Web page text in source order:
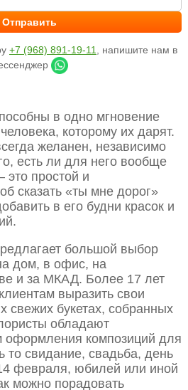
+7 (968) 891-19-11
, напишите нам в
в одно мгновение
которому их дарят.
желанен, независимо
есть ли для него вообще
простой и
сказать «ты мне дорог»
в его будни красок и
большой выбор
дом, в офис, на
и за МКАД. Более 17 лет
выразить свои
свежих букетах, собранных
обладают
оформления композиций для
свидание, свадьба, день
февраля, юбилей или иной
можно порадовать